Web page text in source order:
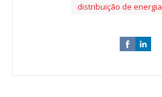
distribuição de energia